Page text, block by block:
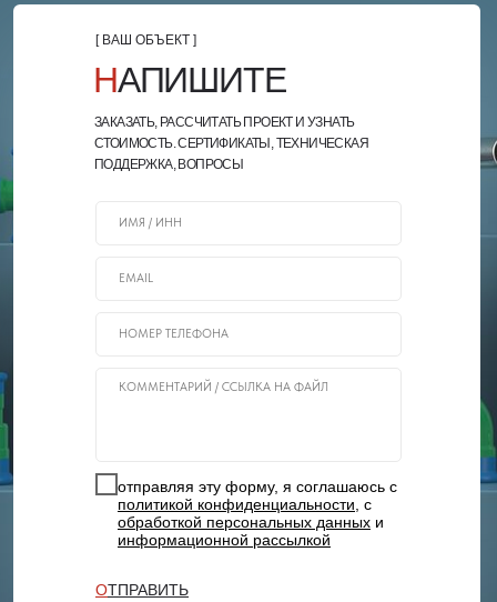
ЗАКАЗАТЬ, РАССЧИТАТЬ ПРОЕКТ И УЗНАТЬ
СТОИМОСТЬ. СЕРТИФИКАТЫ, ТЕХНИЧЕСКАЯ
ПОДДЕРЖКА, ВОПРОСЫ
[ ВАШ ОБЪЕКТ ]
НАПИШИТЕ
отправляя эту форму, я соглашаюсь с
политикой конфиденциальности , с
обработкой персональных данных и
информационной рассылкой
SUBMIT
ОТПРАВИТЬ